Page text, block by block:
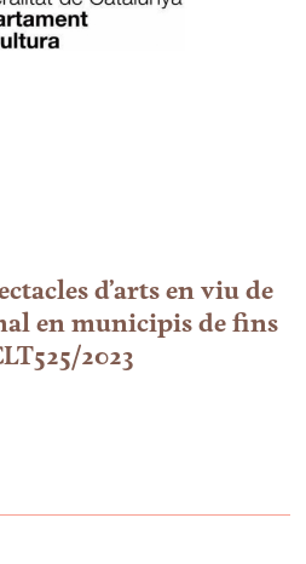
d’arts en viu de
en municipis de fins
2023